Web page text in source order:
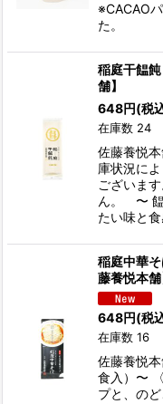
※CACAO
た。
稲庭干饂
舗】
648円(税
在庫数 24
佐藤養悦
庫状況に
ございま
ん。 〜 饂
たい味と
稲庭中華
藤養悦本舗
648円(税
在庫数 16
佐藤養悦
食入）〜
プと、の